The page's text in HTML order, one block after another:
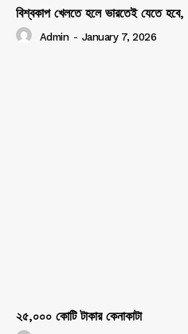
বিশ্বকাপ খেলতে হলে ভারতেই যেতে হবে,
Admin - January 7, 2026
২৫,০০০ কোটি টাকার কেনাকাটা